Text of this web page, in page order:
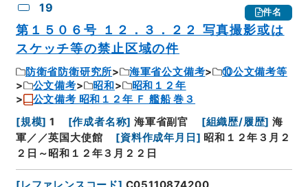
19 件名
第１５０６号 １２．３．２２ 写真撮影或は
スケッチ等の禁止区域の件
防衛省防衛研究所 海軍省公文備考
⑩公文備考等
公文備考
昭和
昭和１２年
公文備考 昭和１２年 Ｆ 艦船 巻３
[規模] 1 [作成者名称] 海軍省副官 [組織歴/履歴] 海
軍／／英国大使館
[資料作成年月日 ] 昭和１２年３月２
２日～昭和１２年３月２２日